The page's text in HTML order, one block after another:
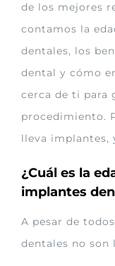
de los mejores
contamos la
dentales, los
dental y cómo
cerca de ti para
procedimiento.
lleva implantes,
¿Cuál es la
implantes
A pesar de
dentales no son